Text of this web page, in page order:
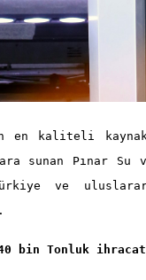
en kaliteli
sunan Pınar
ve
bin Tonluk